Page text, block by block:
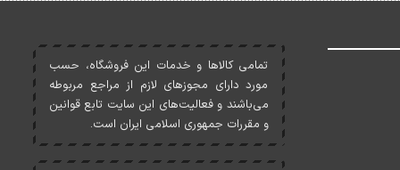
تمامی کالاها و خدمات اين فروشگاه، حسب
مورد دارای مجوزهای لازم از مراجع مربوطه
می‌باشند و فعاليت‌های اين سايت تابع قوانين
و مقررات جمهوری اسلامی ايران است.